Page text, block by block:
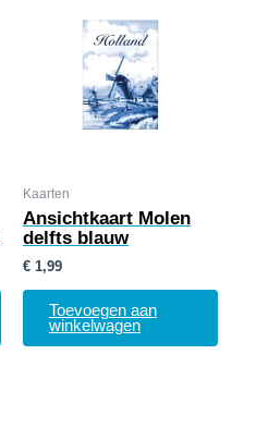
Kaarten
Ansichtkaart Molen
delfts blauw
€ 1,99
Toevoegen aan
winkelwagen